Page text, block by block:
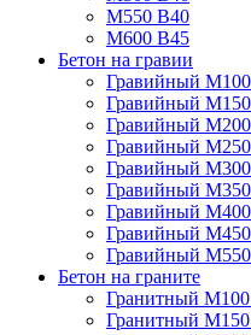
М550 В40
М600 В45
Бетон на гравии
Гравийный
Гравийный
Гравийный
Гравийный
Гравийный
Гравийный
Гравийный
Гравийный
Гравийный
Бетон на граните
Гранитный
Гранитный